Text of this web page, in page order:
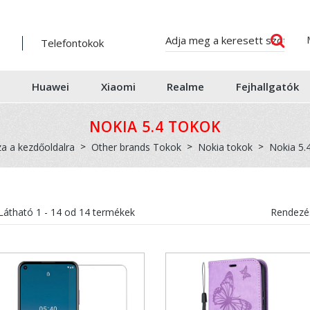
Telefontokok
Huawei Xiaomi Realme Fejhallgatók
NOKIA 5.4 TOKOK
a kezdőoldalra Other brands Tokok Nokia tokok Nokia
1 - 14od 14termékek